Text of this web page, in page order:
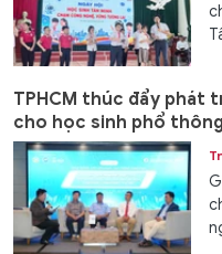
TPHCM thúc đẩy phát
cho học sinh phổ thông